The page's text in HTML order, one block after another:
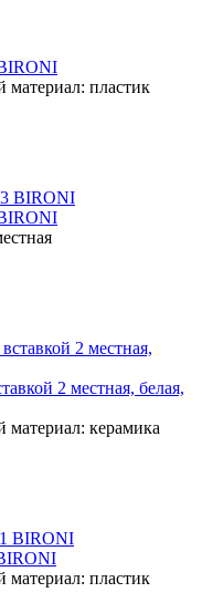
материал: пластик
2 местная, белая,
материал: керамика
материал: пластик